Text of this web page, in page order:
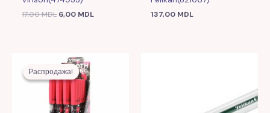
17,00MDL 6,00 MDL 137,00 MDL
Распродажа!
Распродажа!
Первоначальная
цена
составляла
17,00 MDL.